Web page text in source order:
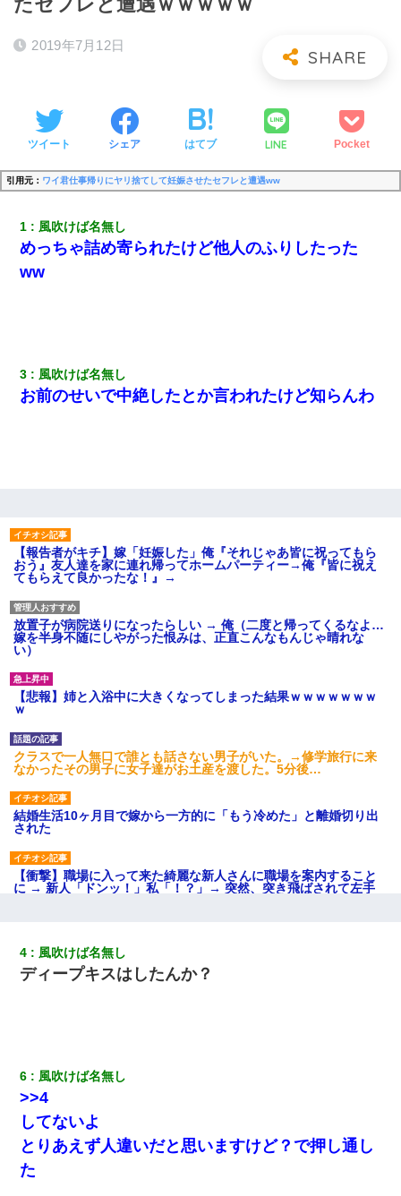
2019年7月12日
ツイート シェア はてブ LINE Pocket
引用元： ワイ君仕事帰りにヤリ捨てして妊娠させたセフレと遭遇ww
1 風吹けば名無し
めっちゃ詰め寄られたけど他人のふりしたった
ww
3 風吹けば名無し
お前のせいで中絶したとか言われたけど知らんわ
【報告者がキチ】嫁「妊娠した」俺『それじゃあ皆に祝ってもら
おう』友人達を家に連れ帰ってホームパーティー→俺『皆に祝え
てもらえて良かったな！』→
放置子が病院送りになったらしい → 俺（二度と帰ってくるなよ…
嫁を半身不随にしやがった恨みは、正直こんなもんじゃ晴れな
い）
【悲報】姉と入浴中に大きくなってしまった結果ｗｗｗｗｗｗｗ
ｗ
クラスで一人無口で誰とも話さない男子がいた。→修学旅行に来
なかったその男子に女子達がお土産を渡した。5分後…
結婚生活10ヶ月目で嫁から一方的に「もう冷めた」と離婚切り出
された
【衝撃】職場に入って来た綺麗な新人さんに職場を案内すること
に → 新人「ドンッ！」私「！？」→ 突然、突き飛ばされて左手
小学生の息子が急に様子がおかしくなった。私「理由を聞いても
『わかんない！』って怒鳴り付けてくるし、困っってる」旦那
「話してみるよ」→ 後日・・・
高1のとき男に襲われ、不妊の叔母に頼まれて出産。→叔母夫婦が
養子縁組してアメリカに子供を連れ帰った。→9・11で叔母夫婦が
亡くなってしまい…
【復讐】義兄嫁「生活費、足りない分を貸してほしい」私「貸す
わけないでしょｗｗｗｗ」→ 理由を話したら泣き出して・・私
（あまりにも希望通り）
4 風吹けば名無し
ディープキスはしたんか？
6 風吹けば名無し
>>4
してないよ
とりあえず人違いだと思いますけど？で押し通し
た